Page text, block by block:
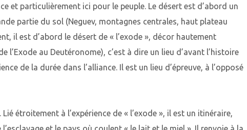
et particulièrement ici pour le peuple. Le désert est d’abord un
partie du sol (Neguev, montagnes centrales, haut plateau
il est d’abord le désert de « l’exode », décor hautement
l’Exode au Deutéronome), c’est à dire un lieu d’avant l’histoire
de la durée dans l’alliance. Il est un lieu d’épreuve, à l’opposé
étroitement à l’expérience de « l’exode », il est un itinéraire,